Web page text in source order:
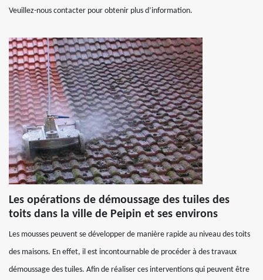
Veuillez-nous contacter pour obtenir plus d’information.
Les opérations de démoussage des tuiles des
toits dans la ville de Peipin et ses environs
Les mousses peuvent se développer de manière rapide au niveau des toits
des maisons. En effet, il est incontournable de procéder à des travaux
démoussage des tuiles. Afin de réaliser ces interventions qui peuvent être